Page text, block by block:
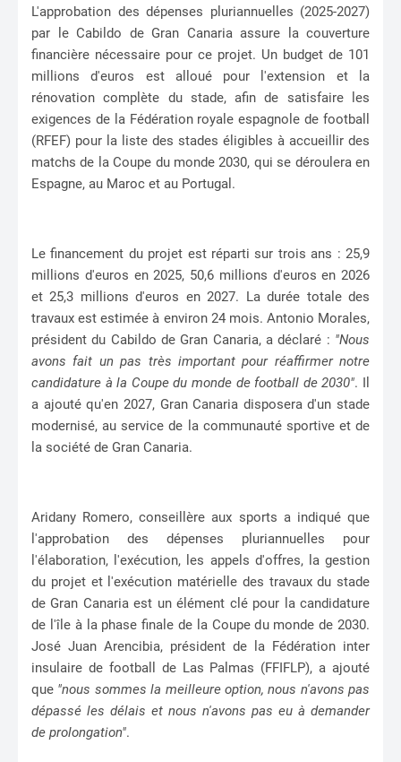
L'approbation des dépenses pluriannuelles (2025-2027)
par le Cabildo de Gran Canaria assure la couverture
financière nécessaire pour ce projet. Un budget de 101
millions d'euros est alloué pour l'extension et la
rénovation complète du stade, afin de satisfaire les
exigences de la Fédération royale espagnole de football
(RFEF) pour la liste des stades éligibles à accueillir des
matchs de la Coupe du monde 2030, qui se déroulera en
Espagne, au Maroc et au Portugal.
Le financement du projet est réparti sur trois ans : 25,9
millions d'euros en 2025, 50,6 millions d'euros en 2026
et 25,3 millions d'euros en 2027. La durée totale des
travaux est estimée à environ 24 mois. Antonio Morales,
président du Cabildo de Gran Canaria, a déclaré : "Nous
avons fait un pas très important pour réaffirmer notre
candidature à la Coupe du monde de football de 2030". Il
a ajouté qu'en 2027, Gran Canaria disposera d'un stade
modernisé, au service de la communauté sportive et de
la société de Gran Canaria.
Aridany Romero, conseillère aux sports a indiqué que
l'approbation des dépenses pluriannuelles pour
l'élaboration, l'exécution, les appels d'offres, la gestion
du projet et l'exécution matérielle des travaux du stade
de Gran Canaria est un élément clé pour la candidature
de l'île à la phase finale de la Coupe du monde de 2030.
José Juan Arencibia, président de la Fédération inter
insulaire de football de Las Palmas (FFIFLP), a ajouté
que "nous sommes la meilleure option, nous n'avons pas
dépassé les délais et nous n'avons pas eu à demander
de prolongation".